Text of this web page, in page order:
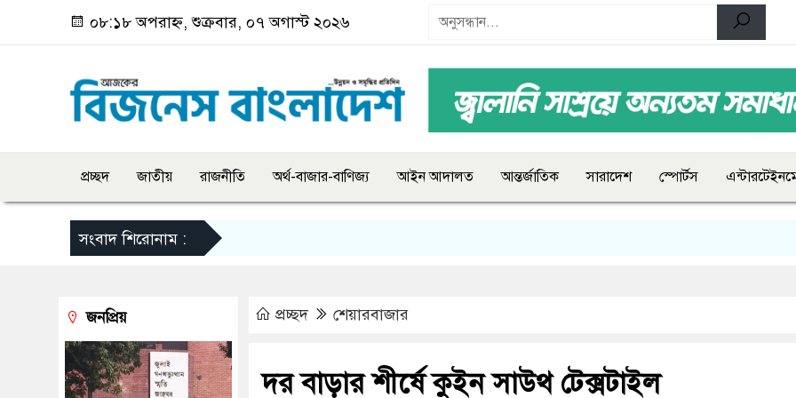
০৮:১৮ অপরাহ্ন, শুক্রবার, ০৭ অগাস্ট ২০২৬
প্রচ্ছদ জাতীয় রাজনীতি অর্থ-বাজার-বাণিজ্য আইন আদালত আন্তর্জাতিক সারাদেশ স্পোর্টস
সংবাদ শিরোনাম :
প্রচ্ছদ শেয়ারবাজার
দর বাড়ার শীর্ষে কুইন সাউথ টেক্সটাইল
জনপ্রিয়